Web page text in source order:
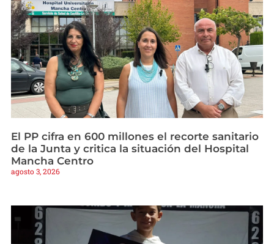
El PP cifra en 600 millones el recorte sanitario
de la Junta y critica la situación del Hospital
Mancha Centro
agosto 3, 2026